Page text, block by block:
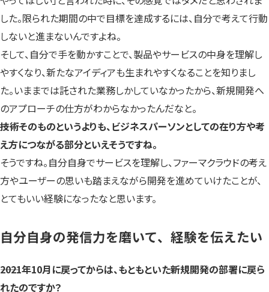
した。限られた期間の中で目標を達成するには、自分で考えて行動
しないと進まないんですよね。
そして、自分で手を動かすことで、製品やサービスの中身を理解し
やすくなり、新たなアイディアも生まれやすくなることを知りまし
た。いままでは託された業務しかしていなかったから、新規開発へ
のアプローチの仕方がわからなかったんだなと。
――技術そのものというよりも、ビジネスパーソンとしての在り方や考
え方につながる部分といえそうですね。
そうですね。自分自身でサービスを理解し、ファーマクラウドの考え
方やユーザーの思いも踏まえながら開発を進めていけたことが、
とてもいい経験になったなと思います。
自分自身の発信力を磨いて、経験を伝えたい
――2021年10月に戻ってからは、もともといた新規開発の部署に戻ら
れたのですか？